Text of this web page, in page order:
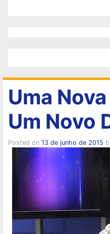
Uma
Um Novo
Posted on 13 de junho de 2015